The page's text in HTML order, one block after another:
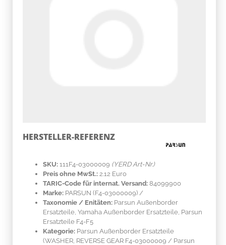
HERSTELLER-REFERENZ
SKU: 111F4-03000009 (YERD Art-Nr.)
Preis ohne MwSt.: 2.12 Euro
TARIC-Code für internat. Versand: 84099900
Marke: PARSUN (F4-03000009) /
Taxonomie / Enitäten: Parsun Außenborder
Ersatzteile, Yamaha Außenborder Ersatzteile, Parsun
Ersatzteile F4-F5
Kategorie: Parsun Außenborder Ersatzteile
(WASHER, REVERSE GEAR F4-03000009 / Parsun